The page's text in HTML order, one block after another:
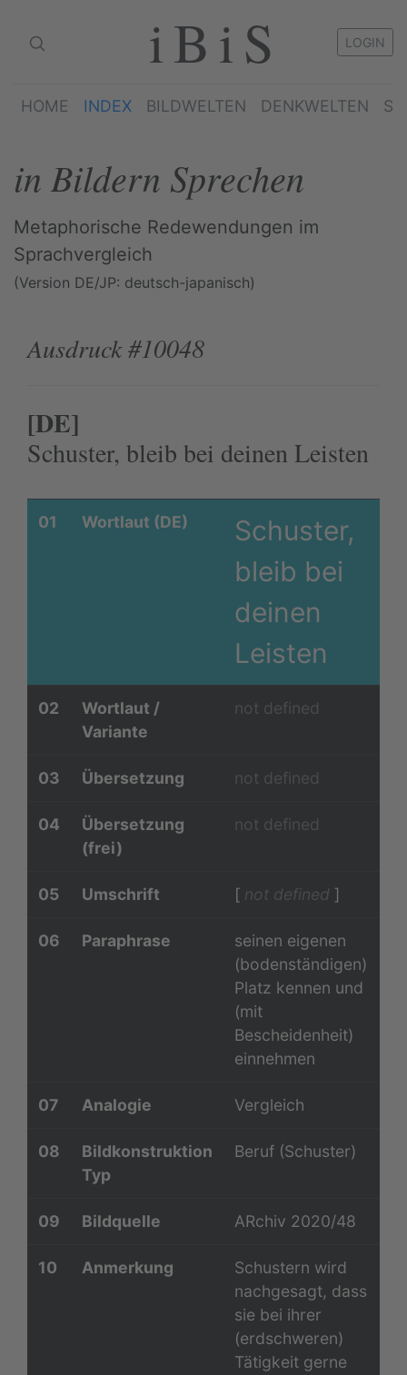
iBiS LOGIN
HOME INDEX BILDWELTEN DENKWELTEN
in Bildern Sprechen
Metaphorische Redewendungen im
Sprachvergleich
(Version DE/JP: deutsch-japanisch)
Ausdruck #10048
[DE]
Schuster, bleib bei deinen Leisten
01 Wortlaut (DE)
Schuster,
bleib bei
deinen
Leisten
02
Wortlaut /
Variante
not defined
03 Übersetzung not defined
04
Übersetzung
(frei)
not defined
05 Umschrift [ not defined ]
06 Paraphrase
seinen eigenen
(bodenständigen)
Platz kennen und
(mit
Bescheidenheit)
einnehmen
07 Analogie Vergleich
08
Bildkonstruktion
Typ
Beruf (Schuster)
09 Bildquelle ARchiv 2020/48
10 Anmerkung
Schustern wird
nachgesagt, dass
sie bei ihrer
(erdschweren)
Tätigkeit gerne